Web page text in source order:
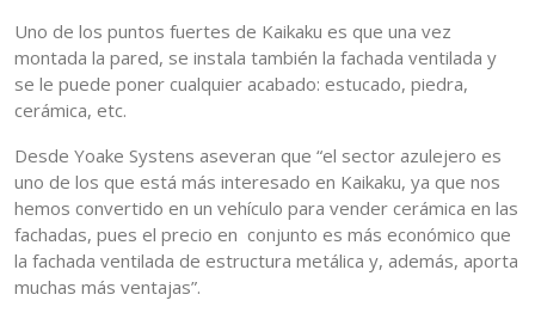
Uno de los puntos fuertes de Kaikaku es que una vez
montada la pared, se instala también la fachada ventilada y
se le puede poner cualquier acabado: estucado, piedra,
cerámica, etc.
Desde Yoake Systens aseveran que “el sector azulejero es
uno de los que está más interesado en Kaikaku, ya que nos
hemos convertido en un vehículo para vender cerámica en las
fachadas, pues el precio en conjunto es más económico que
la fachada ventilada de estructura metálica y, además, aporta
muchas más ventajas”.